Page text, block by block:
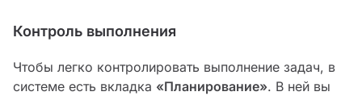
Контроль выполнения
Чтобы легко контролировать выполнение задач, в
системе есть вкладка «Планирование». В ней вы